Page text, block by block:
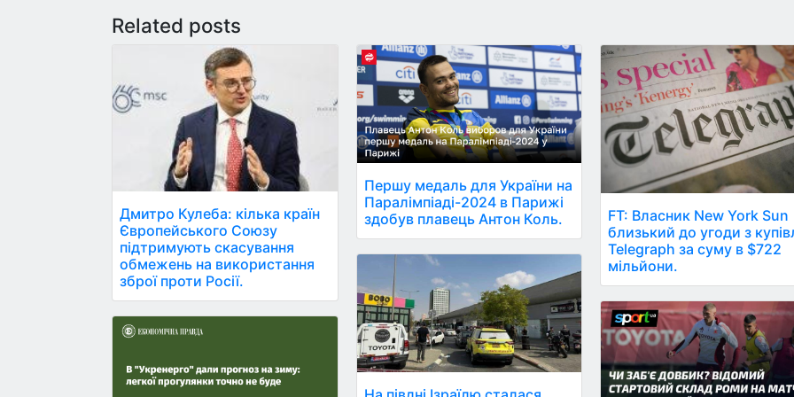
Related posts
Дмитро Кулеба: кілька країн
Європейського Союзу
підтримують скасування
обмежень на використання
зброї проти Росії.
Першу медаль для України на
Паралімпіаді-2024 в Парижі
здобув плавець Антон Коль.
FT: Власник New York Sun
близький до угоди з
Telegraph за суму в $722
мільйони.